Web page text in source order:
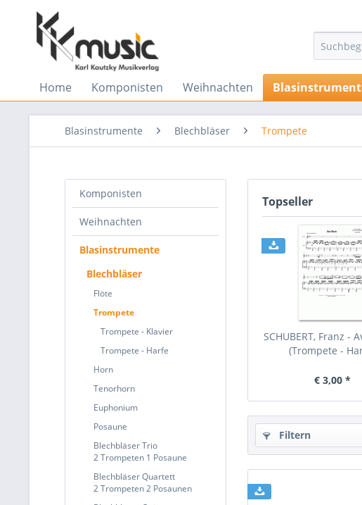
Home Komponisten Weihnachten
Blasinstrumente Blechbläser Trompete
Komponisten
Weihnachten
Blasinstrumente
Blechbläser
Flöte
Trompete
Trompete - Klavier
Trompete - Harfe
Horn
Tenorhorn
Euphonium
Posaune
Blechbläser Trio
2 Trompeten 1 Posaune
Blechbläser Quartett
2 Trompeten 2 Posaunen
Topseller
SCHUBERT, Franz -
(Trompete -
€ 3,00 *
Filtern